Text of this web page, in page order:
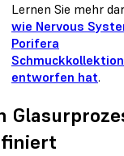
Lernen Sie mehr
wie Nervous
Porifera
Schmuckkollektion
entworfen hat.